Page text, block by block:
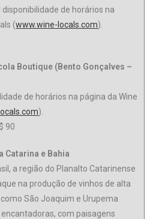
de horários na
(www.wine-locals.com).
Boutique (Bento Gonçalves –
de horários na página da Wine
).
90
Catarina e Bahia
a região do Planalto Catarinense
na produção de vinhos de alta
São Joaquim e Urupema
com paisagens